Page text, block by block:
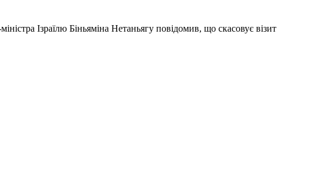
Ізраїлю Біньяміна Нетаньягу повідомив, що скасовує візит